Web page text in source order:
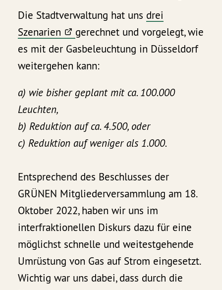
Die Stadtverwaltung hat uns drei
Szenarien
gerechnet und vorgelegt, wie
es mit der Gasbeleuchtung in Düsseldorf
weitergehen kann:
a) wie bisher geplant mit ca. 100.000
Leuchten,
b) Reduktion auf ca. 4.500, oder
c) Reduktion auf weniger als 1.000.
Entsprechend des Beschlusses der
GRÜNEN Mitgliederversammlung am 18.
Oktober 2022, haben wir uns im
interfraktionellen Diskurs dazu für eine
möglichst schnelle und weitestgehende
Umrüstung von Gas auf Strom eingesetzt.
Wichtig war uns dabei, dass durch die